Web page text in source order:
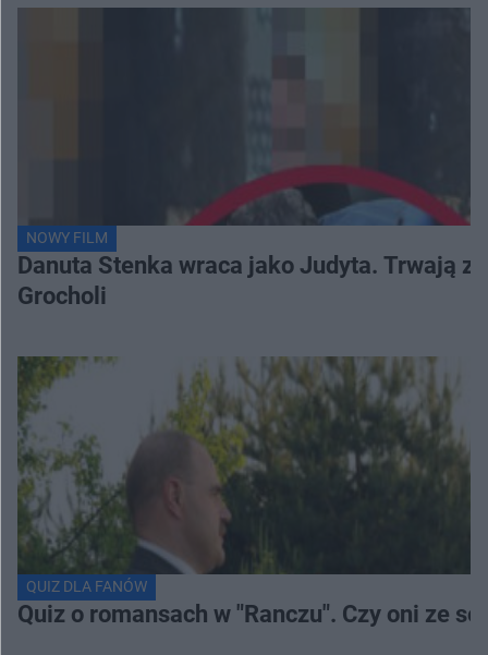
NOWY FILM
Danuta Stenka wraca jako Judyta. Trwają
Grocholi
QUIZ DLA FANÓW
Quiz o romansach w "Ranczu". Czy oni ze